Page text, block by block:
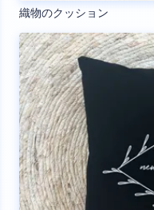
織物のクッション